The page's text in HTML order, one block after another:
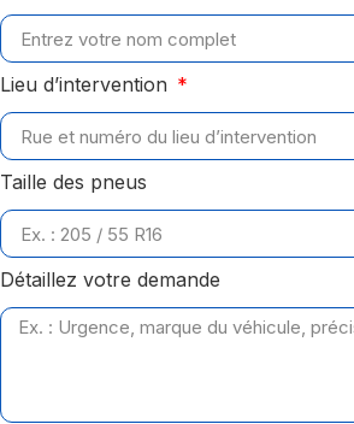
Lieu d’intervention
Taille des pneus
Détaillez votre demande